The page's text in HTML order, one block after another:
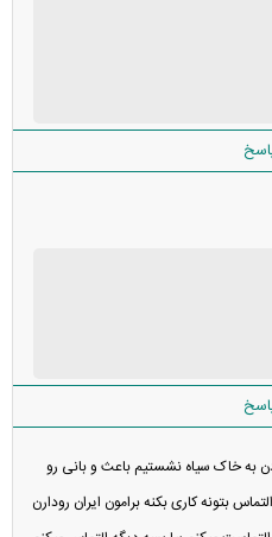
به خاک سیاه نشستیم باعث و بانی رو
بتونه کاری بکنه برامون ایران رو‌دارن